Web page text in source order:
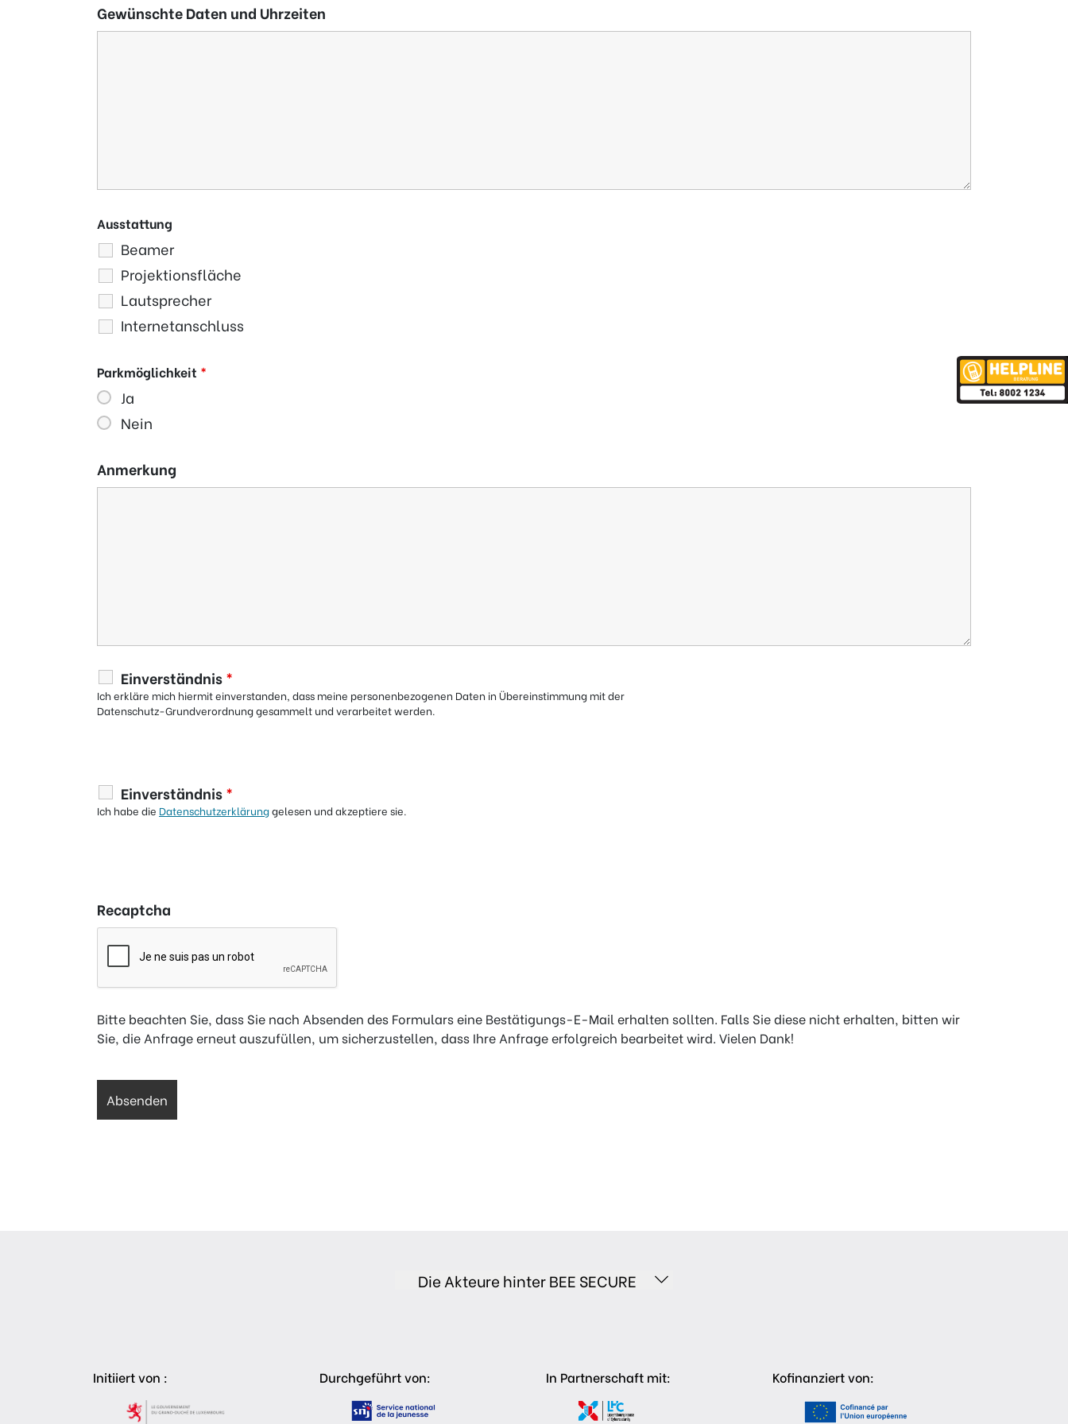
Gewünschte Daten und Uhrzeiten
Ausstattung
Beamer
Projektionsfläche
Lautsprecher
Internetanschluss
Parkmöglichkeit *
Ja
Nein
Anmerkung
Einverständnis*
Ich erkläre mich hiermit einverstanden, dass meine personenbezogenen Daten in Übereinstimmung mit der
Datenschutz-Grundverordnung gesammelt und verarbeitet werden.
Einverständnis*
Ich habe die Datenschutzerklärunggelesen und akzeptiere sie.
Recaptcha
Bitte beachten Sie, dass Sie nach Absenden des Formulars eine Bestätigungs-E-Mail erhalten sollten. Falls Sie diese nicht erhalten, bitten wir
Sie, die Anfrage erneut auszufüllen, um sicherzustellen, dass Ihre Anfrage erfolgreich bearbeitet wird. Vielen Dank!
Die Akteure hinter BEE SECURE
Initiiert von : Durchgeführt von: In Partnerschaft mit: Kofinanziert von: